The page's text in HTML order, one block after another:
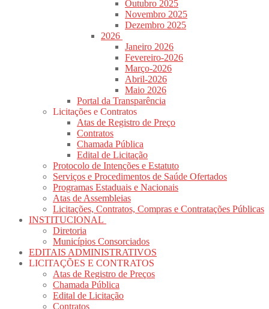
Outubro 2025
Novembro 2025
Dezembro 2025
2026
Janeiro 2026
Fevereiro-2026
Março-2026
Abril-2026
Maio 2026
Portal da Transparência
Licitações e Contratos
Atas de Registro de Preço
Contratos
Chamada Pública
Edital de Licitação
Protocolo de Intenções e Estatuto
Serviços e Procedimentos de Saúde Ofertados
Programas Estaduais e Nacionais
Atas de Assembleias
Licitações, Contratos, Compras e Contratações Públicas
INSTITUCIONAL
Diretoria
Municípios Consorciados
EDITAIS ADMINISTRATIVOS
LICITAÇÕES E CONTRATOS
Atas de Registro de Preços
Chamada Pública
Edital de Licitação
Contratos